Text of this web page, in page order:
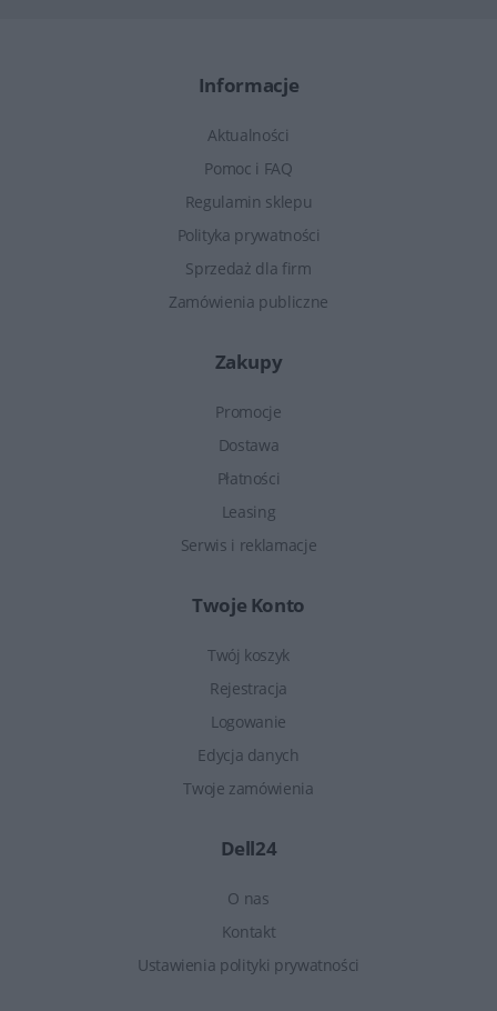
Informacje
Aktualności
Pomoc i FAQ
Regulamin sklepu
Polityka prywatności
Sprzedaż dla firm
Zamówienia publiczne
Zakupy
Promocje
Dostawa
Płatności
Leasing
Serwis i reklamacje
Twoje Konto
Twój koszyk
Rejestracja
Logowanie
Edycja danych
Twoje zamówienia
Dell24
O nas
Kontakt
Ustawienia polityki prywatności